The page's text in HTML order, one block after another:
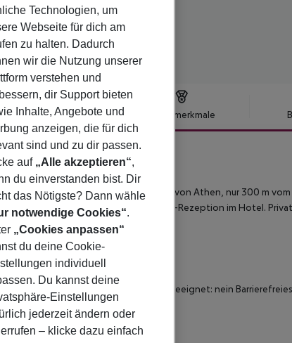
Hotelbeschreibung Hotelmerkmale
Das Athens Choice liegt im Herzen von Athen, nur 300 m
entfernt. Es gibt eine 24-Stunden-Rezeption im Hotel.
in Athen.
Internetzugang: nein Für Rollstühle geeignet: nein
Technologien, um
Webseite für dich am
zu halten. Dadurch
wir die Nutzung unserer
verstehen und
dir Support bieten
Inhalte, Angebote und
anzeigen, die für dich
sind und zu dir passen.
auf „Alle akzeptieren“,
du einverstanden bist. Dir
das Nötigste? Dann wähle
notwendige Cookies“.
„Cookies anpassen“
du deine Cookie-
individuell
Du kannst deine
Einstellungen
jederzeit ändern oder
– klicke dazu einfach